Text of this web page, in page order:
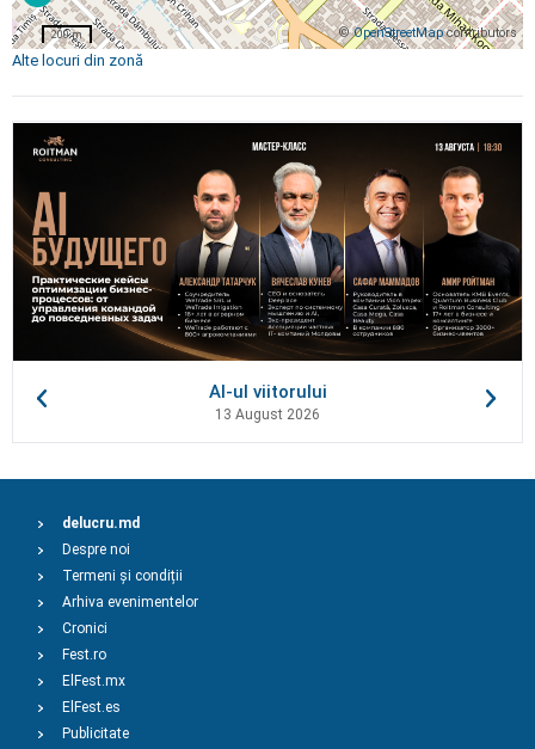
©OpenStreetMapcontributors
200 m
Alte locuri din zonă
AI-ul viitorului
13 August 2026
delucru.md
Despre noi
Termeni și condiții
Arhiva evenimentelor
Cronici
Fest.ro
ElFest.mx
ElFest.es
Publicitate